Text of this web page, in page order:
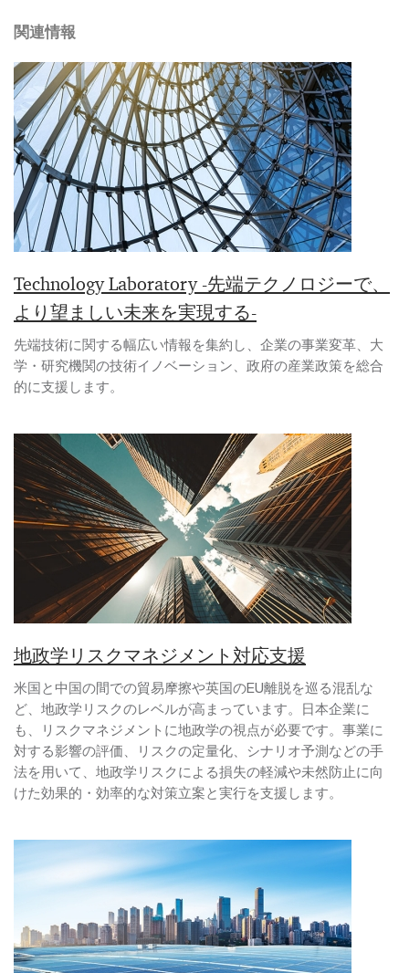
関連情報
Technology Laboratory -先端テクノロジーで、
より望ましい未来を実現する-
先端技術に関する幅広い情報を集約し、企業の事業変革、大
学・研究機関の技術イノベーション、政府の産業政策を総合
的に支援します。
地政学リスクマネジメント対応支援
米国と中国の間での貿易摩擦や英国のEU離脱を巡る混乱な
ど、地政学リスクのレベルが高まっています。日本企業に
も、リスクマネジメントに地政学の視点が必要です。事業に
対する影響の評価、リスクの定量化、シナリオ予測などの手
法を用いて、地政学リスクによる損失の軽減や未然防止に向
けた効果的・効率的な対策立案と実行を支援します。